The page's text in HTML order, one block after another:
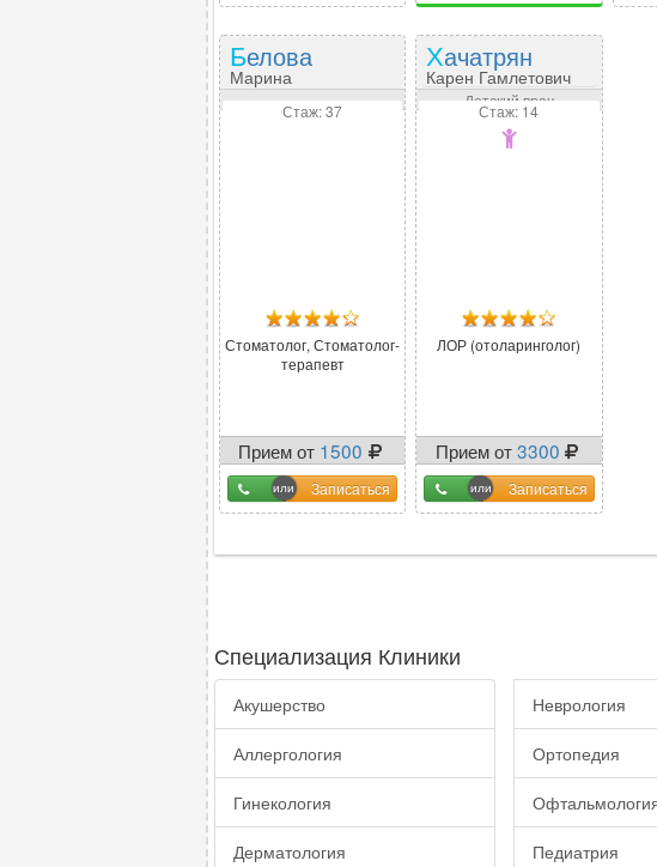
Белова
Марина
Александровна
Стаж: 37
Стоматолог, Стоматолог-
терапевт
Прием от 1500
Записаться
Хачатрян
Карен Гамлетович
Детский врач
Стаж: 14
ЛОР (отоларинголог)
Прием от3300
Записаться
Специализация Клиники
Акушерство
Аллергология
Гинекология
Дерматология
Неврология
Ортопедия
Педиатрия